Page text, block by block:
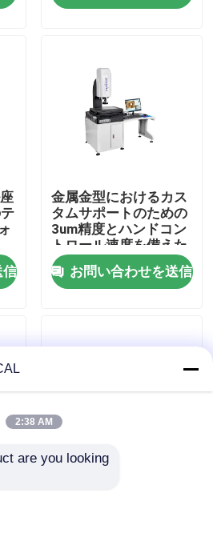
信
金属金型におけるカス
タムサポートのための
3um精度とハンドコン
トロール速度を備えた
手動座標測定機
お問い合わせを送信
2:38 AM
are you looking